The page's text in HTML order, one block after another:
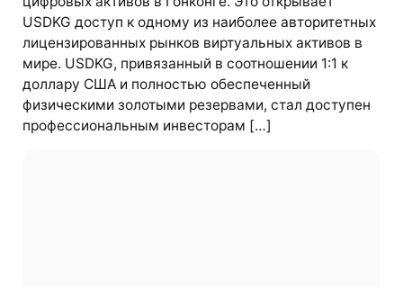
USDKG доступ к одному из наиболее авторитетных
лицензированных рынков виртуальных активов в
мире. USDKG, привязанный в соотношении 1:1 к
доллару США и полностью обеспеченный
физическими золотыми резервами, стал доступен
профессиональным инвесторам […]